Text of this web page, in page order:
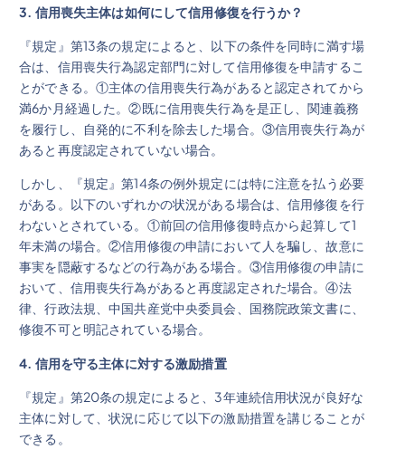
3. 信用喪失主体は如何にして信用修復を行うか？
『規定』第13条の規定によると、以下の条件を同時に満す場
合は、信用喪失行為認定部門に対して信用修復を申請するこ
とができる。①主体の信用喪失行為があると認定されてから
満6か月経過した。②既に信用喪失行為を是正し、関連義務
を履行し、自発的に不利を除去した場合。③信用喪失行為が
あると再度認定されていない場合。
しかし、『規定』第14条の例外規定には特に注意を払う必要
がある。以下のいずれかの状況がある場合は、信用修復を行
わないとされている。①前回の信用修復時点から起算して1
年未満の場合。②信用修復の申請において人を騙し、故意に
事実を隠蔽するなどの行為がある場合。③信用修復の申請に
おいて、信用喪失行為があると再度認定された場合。④法
律、行政法規、中国共産党中央委員会、国務院政策文書に、
修復不可と明記されている場合。
4. 信用を守る主体に対する激励措置
『規定』第20条の規定によると、3年連続信用状況が良好な
主体に対して、状況に応じて以下の激励措置を講じることが
できる。